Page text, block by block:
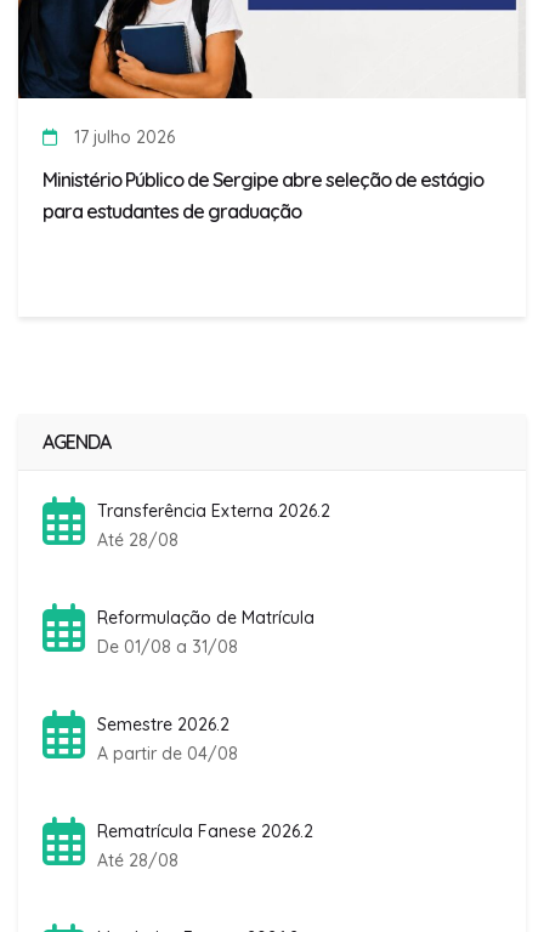
17 julho 2026
Ministério Público de Sergipe abre seleção de estágio
para estudantes de graduação
AGENDA
Transferência Externa 2026.2
Até 28/08
Reformulação de Matrícula
De 01/08 a 31/08
Semestre 2026.2
A partir de 04/08
Rematrícula Fanese 2026.2
Até 28/08